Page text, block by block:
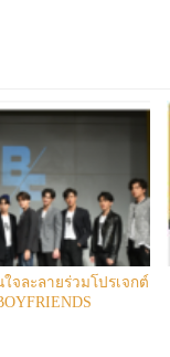
จละลายร่วมโปรเจกต์